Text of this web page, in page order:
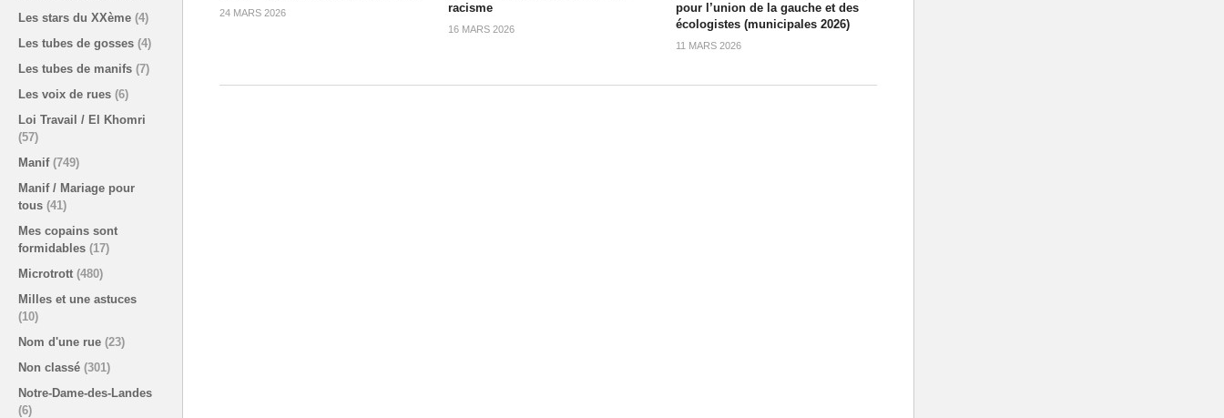
Les stars du XXème (4)
Les tubes de gosses (4)
Les tubes de manifs (7)
Les voix de rues (6)
Loi Travail / El Khomri
(57)
Manif (749)
Manif / Mariage pour
tous (41)
Mes copains sont
formidables (17)
Microtrott (480)
Milles et une astuces
(10)
Nom d'une rue (23)
Non classé (301)
Notre-Dame-des-Landes
(6)
24 MARS 2026
racisme
16 MARS 2026
pour l’union de la gauche et des
écologistes (municipales 2026)
11 MARS 2026